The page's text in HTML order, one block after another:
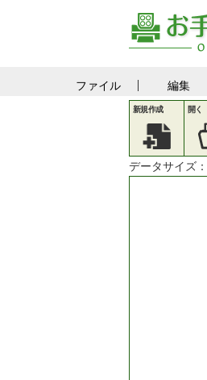
ファイル 編集
新規作成 開く
データサイズ：